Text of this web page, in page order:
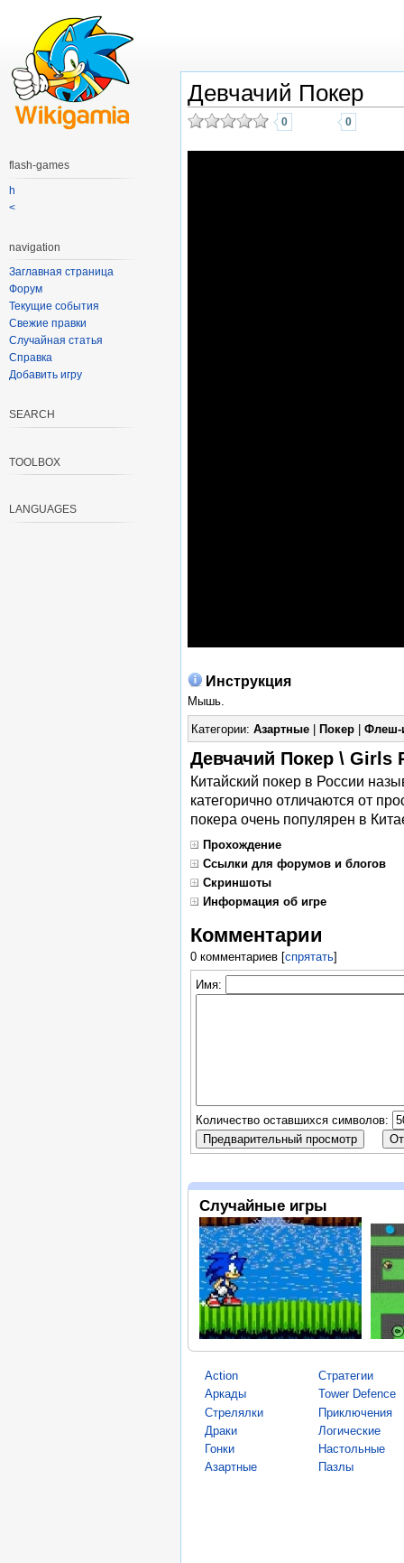
Девчачий Покер
0 0
Инструкция
Мышь.
Категории: Азартные| Покер| Флеш-
Девчачий Покер \ Girls
Китайский покер в России
категорично отличаются от
покера очень популярен в
Прохождение
Ссылки для форумов и блогов
Скриншоты
Информация об игре
Комментарии
0 комментариев[спрятать]
Имя:
Количество оставшихся символов:
Случайные игры
Action
Аркады
Стрелялки
Драки
Гонки
Азартные
Стратегии
Tower Defence
Приключения
Логические
Настольные
Пазлы
flash-games
h
<
navigation
Заглавная страница
Форум
Текущие события
Свежие правки
Случайная статья
Справка
Добавить игру
SEARCH
TOOLBOX
LANGUAGES